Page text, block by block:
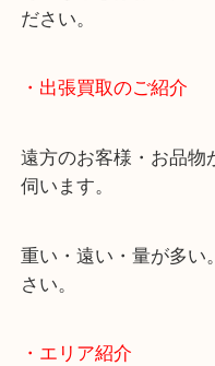
終活・遺品整理・生
物を整理するケース
当店ではそういった
使わないものを売り
ださい。